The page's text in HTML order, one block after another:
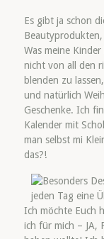
Es gibt ja schon
Was meine
nicht von all den
blenden zu
und natürlich
Geschenke. Ich
Kalender mit
man selbst mi
das?!
Ich möchte Euch
ich für mich – JA,